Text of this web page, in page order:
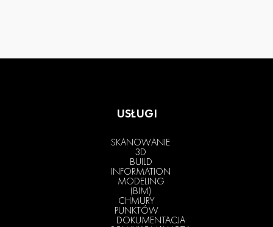
USŁUGI
SKANOWANIE
3D
BUILD
INFORMATION
MODELING
(BIM)
CHMURY
PUNKTÓW
DOKUMENTACJA